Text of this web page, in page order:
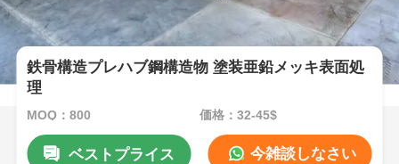
鉄骨構造プレハブ鋼構造物 塗装亜鉛メッキ表面処
理
MOQ：800 価格：32-45$
ベストプライス 今雑談しなさい